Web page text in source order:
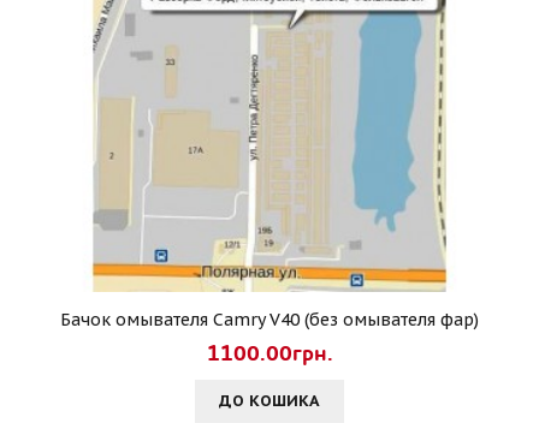
Бачок омывателя Camry V40 (без омывателя фар)
1100.00грн.
ДО КОШИКА